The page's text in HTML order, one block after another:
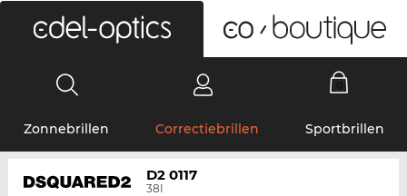
Zonnebrillen Correctiebrillen Sportbrillen
D2 0117
38I